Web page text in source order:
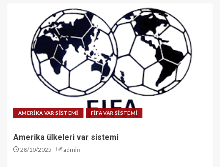
AMERİKA VAR SİSTEMİ FİFA VAR SİSTEMİ
Amerika ülkeleri var sistemi
28/10/2025 admin